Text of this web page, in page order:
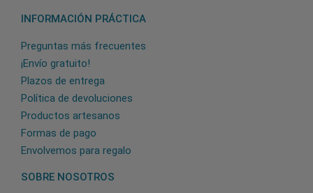
INFORMACIÓN PRÁCTICA
Preguntas más frecuentes
¡Envío gratuito!
Plazos de entrega
Política de devoluciones
Productos artesanos
Formas de pago
Envolvemos para regalo
SOBRE NOSOTROS